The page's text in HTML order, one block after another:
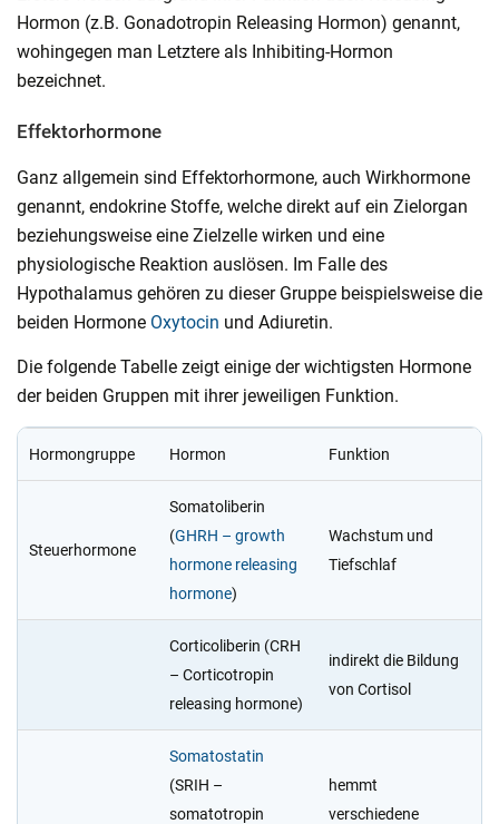
Hormon (z.B. Gonadotropin Releasing Hormon) genannt,
wohingegen man Letztere als Inhibiting-Hormon
bezeichnet.
Effektorhormone
Ganz allgemein sind Effektorhormone, auch Wirkhormone
genannt, endokrine Stoffe, welche direkt auf ein Zielorgan
beziehungsweise eine Zielzelle wirken und eine
physiologische Reaktion auslösen. Im Falle des
Hypothalamus gehören zu dieser Gruppe beispielsweise die
beiden Hormone Oxytocin und Adiuretin.
Die folgende Tabelle zeigt einige der wichtigsten Hormone
der beiden Gruppen mit ihrer jeweiligen Funktion.
Hormongruppe Hormon Funktion
Steuerhormone
Somatoliberin
(GHRH – growth
hormone releasing
hormone)
Wachstum und
Tiefschlaf
Corticoliberin (CRH
– Corticotropin
releasing hormone)
indirekt die Bildung
von Cortisol
Somatostatin
(SRIH –
somatotropin
hemmt
verschiedene